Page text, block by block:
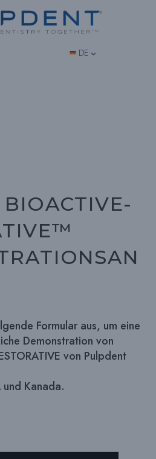
DE
Formular aus, um eine
Demonstration von
von Pulpdent
Kanada.